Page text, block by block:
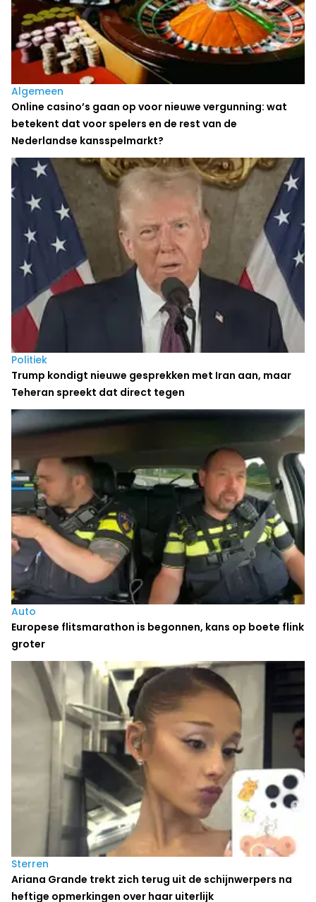
Algemeen
Online casino’s gaan op voor nieuwe vergunning: wat
betekent dat voor spelers en de rest van de
Nederlandse kansspelmarkt?
Politiek
Trump kondigt nieuwe gesprekken met Iran aan, maar
Teheran spreekt dat direct tegen
Auto
Europese flitsmarathon is begonnen, kans op boete flink
groter
Sterren
Ariana Grande trekt zich terug uit de schijnwerpers na
heftige opmerkingen over haar uiterlijk